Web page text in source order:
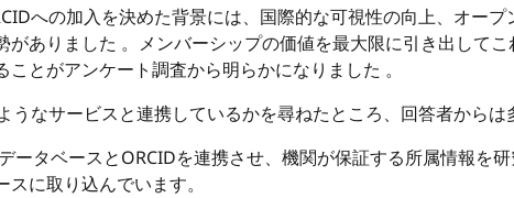
への加入を決めた背景には、国際的な可視性の向上、オー
がありました 。メンバーシップの価値を最大限に引き出して
とがアンケート調査から明らかになりました 。
うなサービスと連携しているかを尋ねたところ、回答者からは
ータベースとORCIDを連携させ、機関が保証する所属情報を
に取り込んでいます。